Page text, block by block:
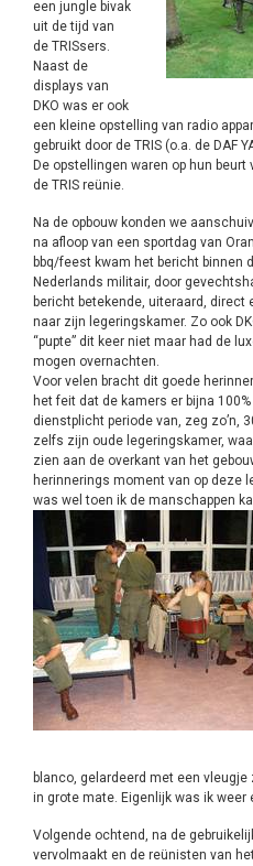
een jungle bivak
uit de tijd van
de TRISsers.
Naast de
displays van
DKO was er ook
een kleine opstelling van radio
gebruikt door de TRIS (o.a. de DAF
De opstellingen waren op hun
de TRIS reünie.
Na de opbouw konden we
na afloop van een sportdag van
bbq/feest kwam het bericht binnen
Nederlands militair, door
bericht betekende, uiteraard, direct
naar zijn legeringskamer. Zo ook
“pupte” dit keer niet maar had de
mogen overnachten.
Voor velen bracht dit goede
het feit dat de kamers er bijna
dienstplicht periode van, zeg zo’n,
zelfs zijn oude legeringskamer,
zien aan de overkant van het
herinnerings moment van op deze
was wel toen ik de manschappen
blanco, gelardeerd met een
in grote mate. Eigenlijk was ik weer
Volgende ochtend, na de
vervolmaakt en de reünisten van